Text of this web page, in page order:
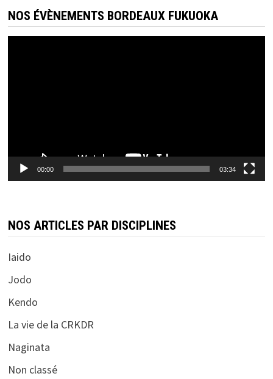
NOS ÉVÈNEMENTS BORDEAUX FUKUOKA
00:00 03:34
NOS ARTICLES PAR DISCIPLINES
Iaido
Jodo
Kendo
La vie de la CRKDR
Naginata
Non classé